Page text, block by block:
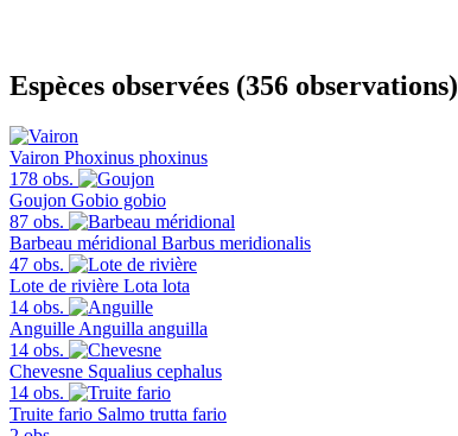
Espèces observées (356 observations)
Vairon Phoxinus phoxinus
178 obs.
Goujon Gobio gobio
87 obs.
Barbeau méridional Barbus meridionalis
47 obs.
Lote de rivière Lota lota
14 obs.
Anguille Anguilla anguilla
14 obs.
Chevesne Squalius cephalus
14 obs.
Truite fario Salmo trutta fario